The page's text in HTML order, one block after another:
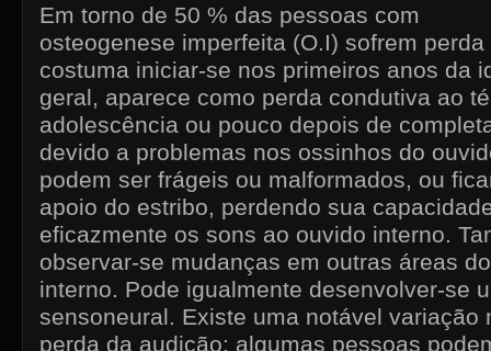
Em torno de 50 % das pessoas com
osteogenese imperfeita (O.I) sofrem
costuma iniciar-se nos primeiros anos da
geral, aparece como perda condutiva ao
adolescência ou pouco depois de
devido a problemas nos ossinhos do
podem ser frágeis ou malformados, ou
apoio do estribo, perdendo sua
eficazmente os sons ao ouvido interno.
observar-se mudanças em outras áreas
interno. Pode igualmente desenvolver-se
sensoneural. Existe uma notável variação
perda da audição; algumas pessoas